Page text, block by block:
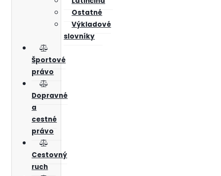
Ostatné
Výkladové
slovníky
Športové
právo
Dopravné
a
cestné
právo
Cestovný
ruch